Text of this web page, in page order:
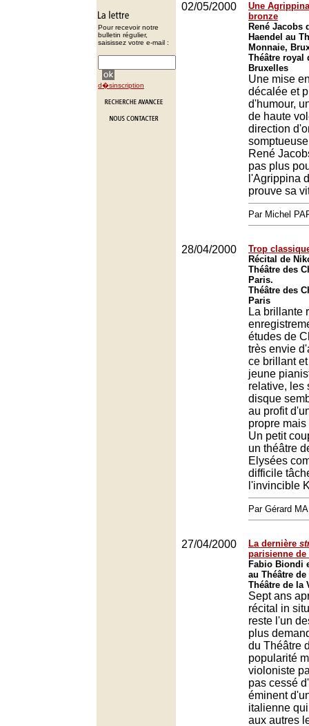
Pour recevoir notre
bulletin régulier,
saisissez votre e-mail :
d�sinscription
02/05/2000
Une
bronze
René Jacobs
Haendel au
Monnaie,
Théâtre royal
Bruxelles
Une mise
décalée et
d'humour,
de haute
direction
René
pas plus
l'Agrippina
prouve sa
Par Michel
28/04/2000
Trop
Récital de
Théâtre des
Paris.
Théâtre des
Paris
La brillante
études de
très envie
ce brillant
jeune
relative, les
disque
au profit
propre
Un petit
un théâtre
Elysées
difficile
l'invincible
Par Gérard
27/04/2000 La dernière
parisienne
Fabio Biondi
au Théâtre
Théâtre de la
Sept ans
récital in
reste l'un
plus
du Théâtre
popularité
violoniste
pas cessé
éminent
italienne
aux autres